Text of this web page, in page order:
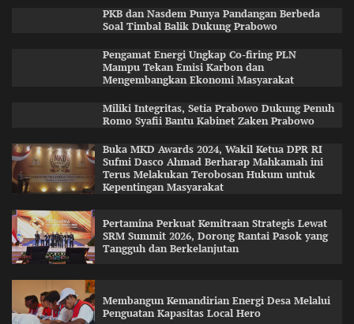
PKB dan Nasdem Punya Pandangan Berbeda
Soal Timbal Balik Dukung Prabowo
Pengamat Energi Ungkap Co-firing PLN
Mampu Tekan Emisi Karbon dan
Mengembangkan Ekonomi Masyarakat
Miliki Integritas, Setia Prabowo Dukung Penuh
Romo Syafii Bantu Kabinet Zaken Prabowo
Buka MKD Awards 2024, Wakil Ketua DPR RI
Sufmi Dasco Ahmad Berharap Mahkamah ini
Terus Melakukan Terobosan Hukum untuk
Kepentingan Masyarakat
Pertamina Perkuat Kemitraan Strategis Lewat
SRM Summit 2026, Dorong Rantai Pasok yang
Tangguh dan Berkelanjutan
Membangun Kemandirian Energi Desa Melalui
Penguatan Kapasitas Local Hero